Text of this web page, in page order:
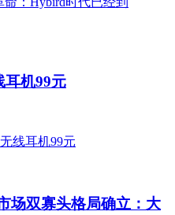
耳机99元
场双寡头格局确立：大